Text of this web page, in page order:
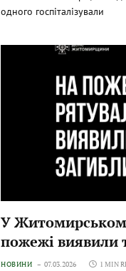
одного госпіталізували
У
пожежі виявили
НОВИНИ 07.03.2026 1 MIN